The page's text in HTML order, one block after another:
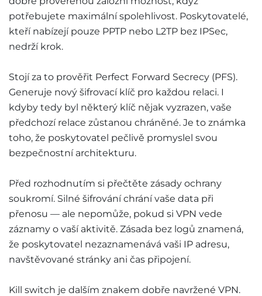
potřebujete maximální spolehlivost. Poskytovatelé,
kteří nabízejí pouze PPTP nebo L2TP bez IPSec,
nedrží krok.
Stojí za to prověřit Perfect Forward Secrecy (PFS).
Generuje nový šifrovací klíč pro každou relaci. I
kdyby tedy byl některý klíč nějak vyzrazen, vaše
předchozí relace zůstanou chráněné. Je to známka
toho, že poskytovatel pečlivě promyslel svou
bezpečnostní architekturu.
Před rozhodnutím si přečtěte zásady ochrany
soukromí. Silné šifrování chrání vaše data při
přenosu — ale nepomůže, pokud si VPN vede
záznamy o vaší aktivitě. Zásada bez logů znamená,
že poskytovatel nezaznamenává vaši IP adresu,
navštěvované stránky ani čas připojení.
Kill switch je dalším znakem dobře navržené VPN.